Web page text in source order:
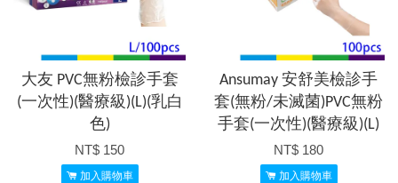
大友 PVC無粉檢診手套
(一次性)(醫療級)(L)(乳白
色)
NT$ 150
加入購物車
Ansumay 安舒美檢診手
套(無粉/未滅菌)PVC無粉
手套(一次性)(醫療級)(L)
NT$ 180
加入購物車